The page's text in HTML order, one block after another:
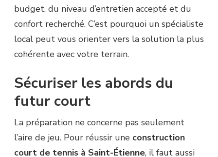
budget, du niveau d’entretien accepté et du
confort recherché. C’est pourquoi un spécialiste
local peut vous orienter vers la solution la plus
cohérente avec votre terrain.
Sécuriser les abords du
futur court
La préparation ne concerne pas seulement
l’aire de jeu. Pour réussir une construction
court de tennis à Saint-Étienne, il faut aussi